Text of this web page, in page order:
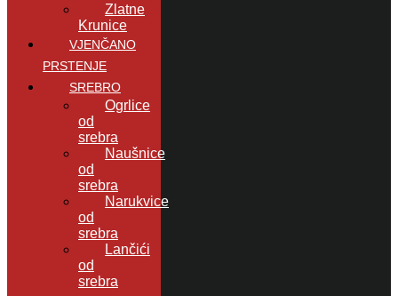
Zlatne
Krunice
VJENČANO
PRSTENJE
SREBRO
Ogrlice
od
srebra
Naušnice
od
srebra
Narukvice
od
srebra
Lančići
od
srebra